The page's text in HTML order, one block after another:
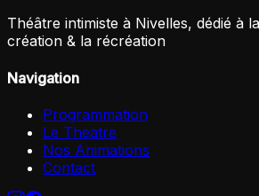
Théâtre intimiste à Nivelles, dédié à
création & la récréation
Navigation
Programmation
Le Theatre
Nos Animations
Contact